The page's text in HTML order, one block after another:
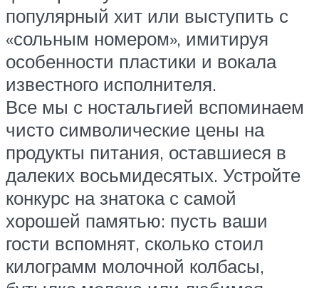
популярный хит или выступить с
«сольным номером», имитируя
особенности пластики и вокала
известного исполнителя.
Все мы с ностальгией вспоминаем
чисто символические цены на
продукты питания, оставшиеся в
далеких восьмидесятых. Устройте
конкурс на знатока с самой
хорошей памятью: пусть ваши
гости вспомнят, сколько стоил
килограмм молочной колбасы,